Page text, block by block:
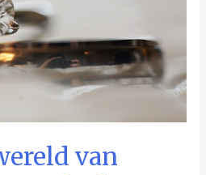
van